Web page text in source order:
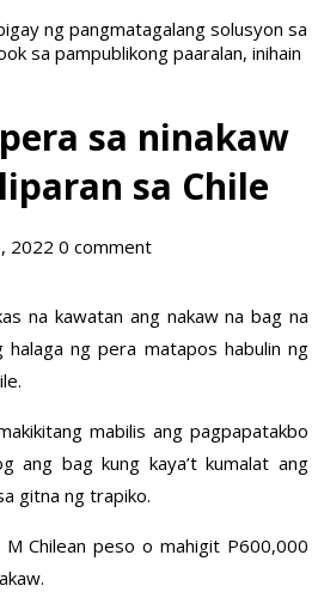
ng pangmatagalang solusyon sa
sa pampublikong paaralan, inihain
sa ninakaw
sa Chile
2022 0 comment
na kawatan ang nakaw na bag na
halaga ng pera matapos habulin ng
mabilis ang pagpapatakbo
ang bag kung kaya’t kumalat ang
gitna ng trapiko.
Chilean peso o mahigit P600,000